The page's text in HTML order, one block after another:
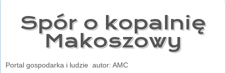
Spór o kopalnię
Makoszowy
Portal gospodarka i ludzie autor: AMC